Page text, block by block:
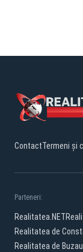
ContactTermeni și
Parteneri:
Realitatea.NET
Realitatea de
Realitatea de Buzau